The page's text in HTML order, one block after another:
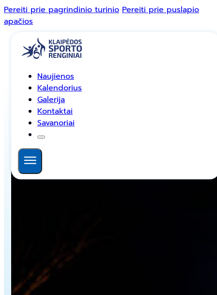
Pereiti prie pagrindinio turinio Pereiti prie puslapio
apačios
Naujienos
Kalendorius
Galerija
Kontaktai
Savanoriai
Instagram
Bėgimas Laisvės gynėjų dienai –
Atnaujinta: 14 sausio, 2025